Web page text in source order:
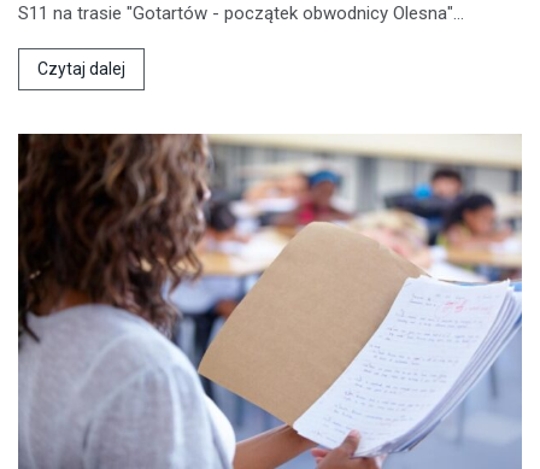
S11 na trasie "Gotartów - początek obwodnicy Olesna"…
Czytaj dalej